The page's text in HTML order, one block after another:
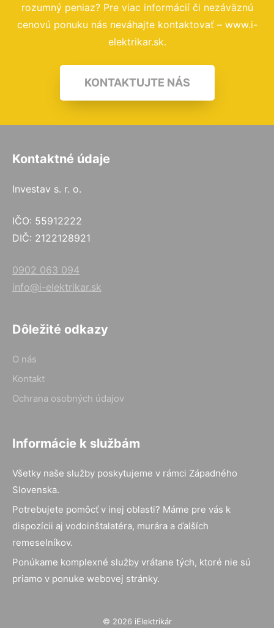
rozumný peniaz? Pre viac informácií či nezáväznú
cenovú ponuku nás neváhajte kontaktovať – www.i-
elektrikar.sk.
KONTAKTUJTE NÁS
Kontaktné údaje
Investav s. r. o.
IČO: 55912222
DIČ: 2122128921
0902 063 094
info@i-elektrikar.sk
Dôležité odkazy
O nás
Kontakt
Ochrana osobných údajov
Informácie k službám
Všetky naše služby poskytujeme v rámci Západného
Slovenska.
Potrebujete pomôcť v inej oblasti? Máme pre vás k
dispozícii aj vodoinštalatéra, murára a ďalších
remeselníkov.
Ponúkame komplexné služby vrátane tých, ktoré nie sú
priamo v ponuke webovej stránky.
© 2026 iElektrikár